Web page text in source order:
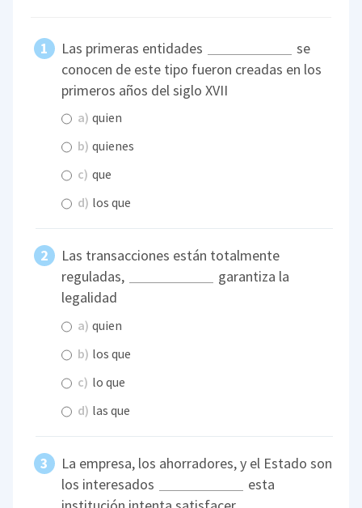
Las primeras entidades
se
conocen de este tipo fueron creadas en los
primeros años del siglo XVII
a) quien
b) quienes
c) que
d) los que
Las transacciones están totalmente
reguladas,
garantiza la
legalidad
a) quien
b) los que
c) lo que
d) las que
La empresa, los ahorradores, y el Estado son
los interesados
esta